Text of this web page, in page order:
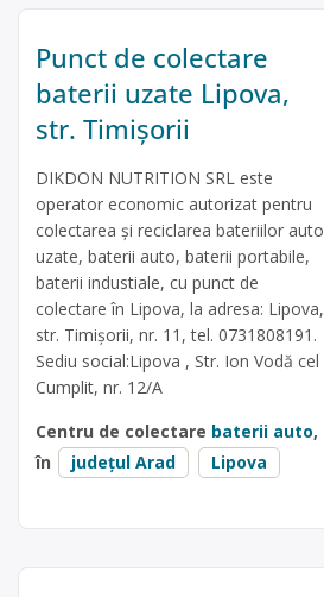
Punct de colectare
baterii uzate Lipova,
str. Timișorii
DIKDON NUTRITION SRL este
operator economic autorizat pentru
colectarea și reciclarea bateriilor auto
uzate, baterii auto, baterii portabile,
baterii industiale, cu punct de
colectare în Lipova, la adresa: Lipova,
str. Timișorii, nr. 11, tel. 0731808191.
Sediu social:Lipova , Str. Ion Vodă cel
Cumplit, nr. 12/A
Centru de colectare baterii auto,
în
județul Arad Lipova